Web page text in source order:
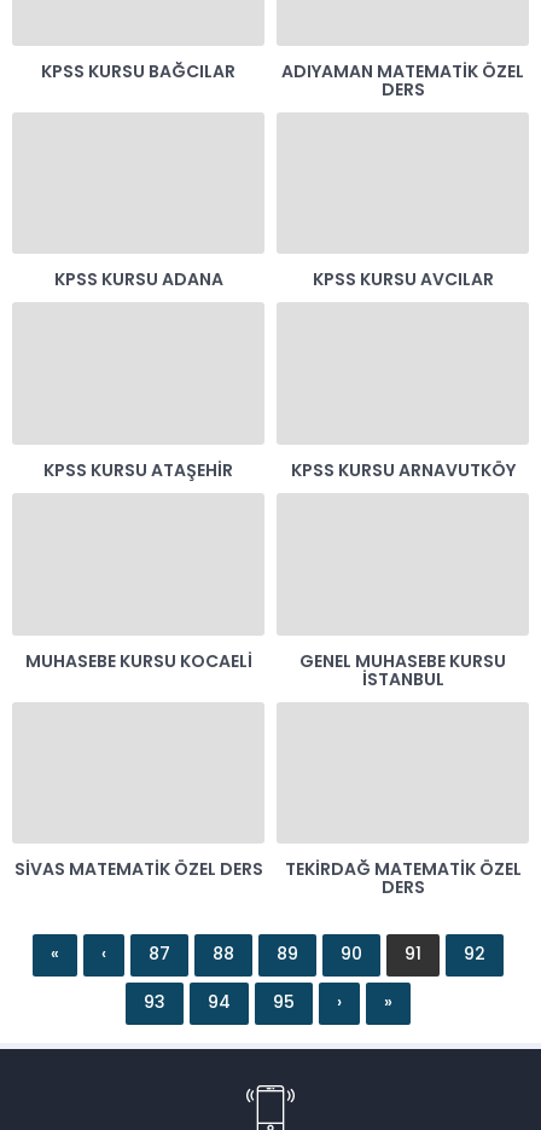
KPSS KURSU BAĞCILAR
ADIYAMAN MATEMATIK ÖZEL
DERS
KPSS KURSU ADANA KPSS KURSU AVCILAR
KPSS KURSU ATAŞEHIR KPSS KURSU ARNAVUTKÖY
MUHASEBE KURSU KOCAELI
GENEL MUHASEBE KURSU
İSTANBUL
SIVAS MATEMATIK ÖZEL DERS
TEKIRDAĞ MATEMATIK ÖZEL
DERS
« ‹ 87 88 89 90 91 92
93 94 95 › »